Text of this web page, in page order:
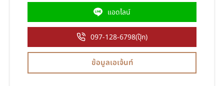
แอดไลน์
097-128-6798(ปุ๊ก)
ข้อมูลเอเจ้นท์